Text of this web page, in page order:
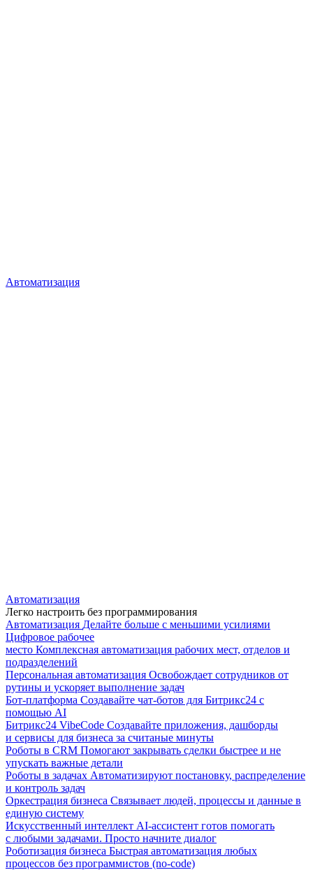
Автоматизация
Автоматизация
Легко настроить без программирования
Автоматизация Делайте больше с меньшими усилиями
Цифровое рабочее
место Комплексная автоматизация рабочих мест, отделов и
подразделений
Персональная автоматизация Освобождает сотрудников от
рутины и ускоряет выполнение задач
Бот-платформа Создавайте чат-ботов для Битрикс24 с
помощью AI
Битрикс24 VibeCode Создавайте приложения, дашборды
и сервисы для бизнеса за считаные минуты
Роботы в CRM Помогают закрывать сделки быстрее и не
упускать важные детали
Роботы в задачах Автоматизируют постановку, распределение
и контроль задач
Оркестрация бизнеса Связывает людей, процессы и данные в
единую систему
Искусственный интеллект AI-ассистент готов помогать
с любыми задачами. Просто начните диалог
Роботизация бизнеса Быстрая автоматизация любых
процессов без программистов (no-code)